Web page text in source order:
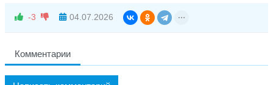
-3 04.07.2026
Комментарии